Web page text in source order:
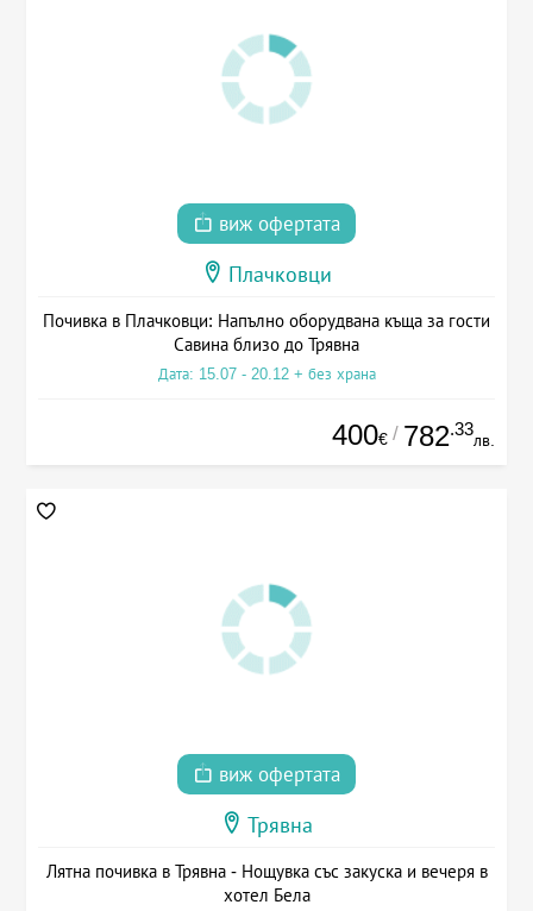
виж офертата
Плачковци
Почивка в Плачковци: Напълно оборудвана къща за гости
Савина близо до Трявна
Дата: 15.07 - 20.12 + без храна
400€ / 782.33
лв.
виж офертата
Трявна
Лятна почивка в Трявна - Нощувка със закуска и вечеря в
хотел Бела